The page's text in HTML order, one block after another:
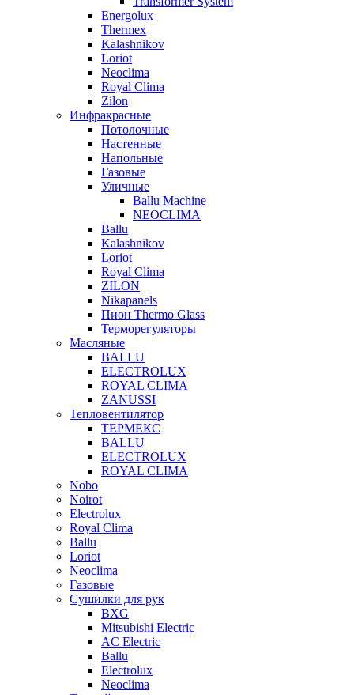
Energolux
Тhermex
Kalashnikov
Loriot
Neoclima
Royal Clima
Zilon
Инфракрасные
Потолочные
Настенные
Напольные
Газовые
Уличные
Ballu Machine
NEOCLIMA
Ballu
Kalashnikov
Loriot
Royal Clima
ZILON
Nikapanels
Пион Thermo Glass
Терморегуляторы
Масляные
BALLU
ELECTROLUX
ROYAL CLIMA
ZANUSSI
Тепловентилятор
ТЕРМЕКС
BALLU
ELECTROLUX
ROYAL CLIMA
Nobo
Noirot
Electrolux
Royal Clima
Ballu
Loriot
Neoclima
Газовые
Сушилки для рук
BXG
Mitsubishi Electric
AC Electric
Ballu
Electrolux
Neoclima